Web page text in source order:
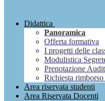
Didattica
Panoramica
Offerta formativa
I progetti delle
Modulistica
Prenotazione
Richiesta
Area riservata studenti
Area Riservata Docenti